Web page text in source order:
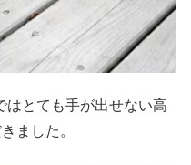
はとても手が出せない高
ました。